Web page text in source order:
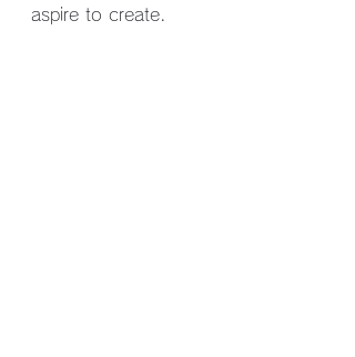
aspire to create.